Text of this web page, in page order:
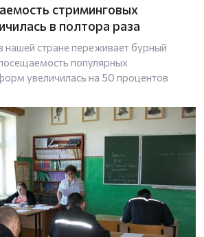
стриминговых
в полтора раза
нашей стране переживает бурный
популярных
увеличилась на 50 процентов